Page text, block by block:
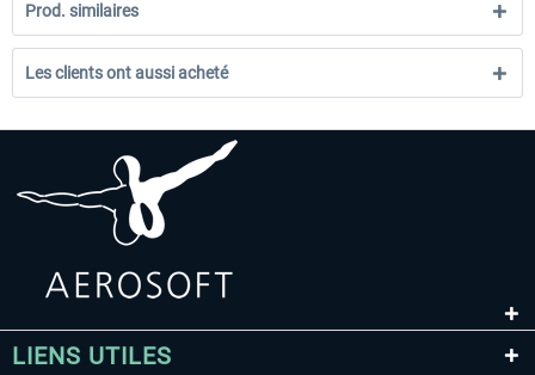
Prod. similaires
Les clients ont aussi acheté
LIENS UTILES